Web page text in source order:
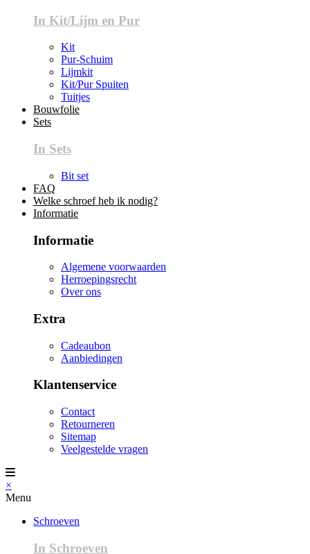
In Kit/Lijm en Pur
Kit
Pur-Schuim
Lijmkit
Kit/Pur Spuiten
Tuitjes
Bouwfolie
Sets
In Sets
Bit set
FAQ
Welke schroef heb ik nodig?
Informatie
Informatie
Algemene voorwaarden
Herroepingsrecht
Over ons
Extra
Cadeaubon
Aanbiedingen
Klantenservice
Contact
Retourneren
Sitemap
Veelgestelde vragen
×
Menu
Schroeven
In Schroeven